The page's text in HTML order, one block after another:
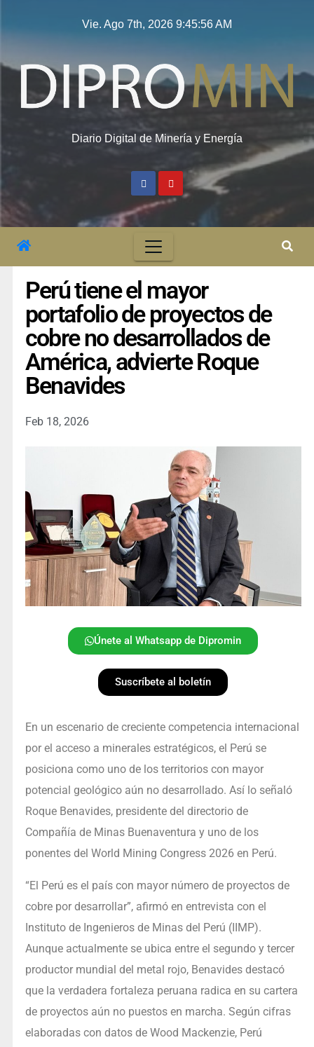
Vie. Ago 7th, 2026 9:45:56 AM
Diario Digital de Minería y Energía
Perú tiene el mayor
portafolio de proyectos de
cobre no desarrollados de
América, advierte Roque
Benavides
Feb 18, 2026
Únete al Whatsapp de Dipromin
Suscríbete al boletín
En un escenario de creciente competencia internacional
por el acceso a minerales estratégicos, el Perú se
posiciona como uno de los territorios con mayor
potencial geológico aún no desarrollado. Así lo señaló
Roque Benavides, presidente del directorio de
Compañía de Minas Buenaventura y uno de los
ponentes del World Mining Congress 2026 en Perú.
“El Perú es el país con mayor número de proyectos de
cobre por desarrollar”, afirmó en entrevista con el
Instituto de Ingenieros de Minas del Perú (IIMP).
Aunque actualmente se ubica entre el segundo y tercer
productor mundial del metal rojo, Benavides destacó
que la verdadera fortaleza peruana radica en su cartera
de proyectos aún no puestos en marcha. Según cifras
elaboradas con datos de Wood Mackenzie, Perú